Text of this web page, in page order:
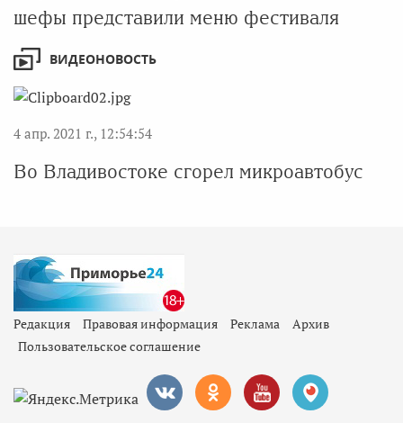
шефы представили меню фестиваля
ВИДЕОНОВОСТЬ
4 апр. 2021 г., 12:54:54
Во Владивостоке сгорел микроавтобус
Редакция Правовая информация Реклама
Архив
Пользовательское соглашение